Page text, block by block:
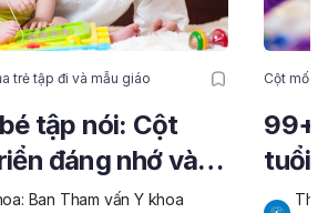
trẻ tập đi và mẫu giáo
tập nói: Cột
đáng nhớ và
mẹ
Ban Tham vấn Y khoa
Cột mốc
99+
tuổi